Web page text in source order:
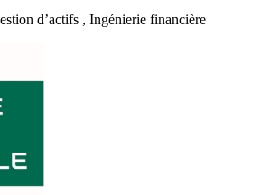
d’actifs , Ingénierie financière